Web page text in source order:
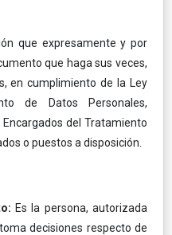
que expresamente y por
que haga sus veces,
en cumplimiento de la Ley
de Datos Personales,
del Tratamiento
o puestos a disposición.
Es la persona, autorizada
decisiones respecto de